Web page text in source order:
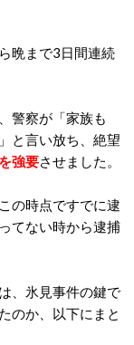
晩まで3日間連続
警察が「家族も
と言い放ち、絶望
強要させました。
の時点ですでに逮
てない時から逮捕
、氷見事件の鍵で
のか、以下にまと